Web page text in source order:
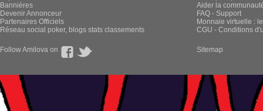
Bannières
Devenir Annonceur
Partenaires Officiels
Réseau social poker, blogs stats classements
Aider la
FAQ - Support
Monnaie virtuelle :
CGU - Conditions
Follow Amilova on Sitemap